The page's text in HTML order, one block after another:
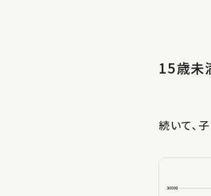
15歳未
続いて、